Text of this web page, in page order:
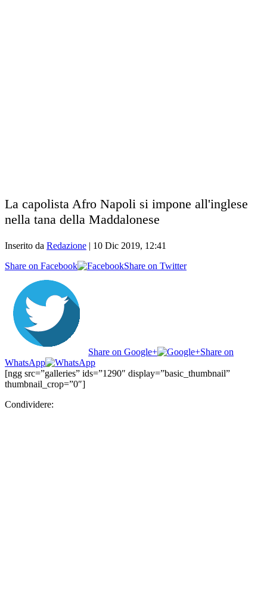
La capolista Afro Napoli si impone all'inglese
nella tana della Maddalonese
Inserito da Redazione | 10 Dic 2019, 12:41
Share on Facebook
Share on Twitter
Share on Google+
Share on
WhatsApp
[ngg src=”galleries” ids=”1290″ display=”basic_thumbnail”
thumbnail_crop=”0″]
Condividere: